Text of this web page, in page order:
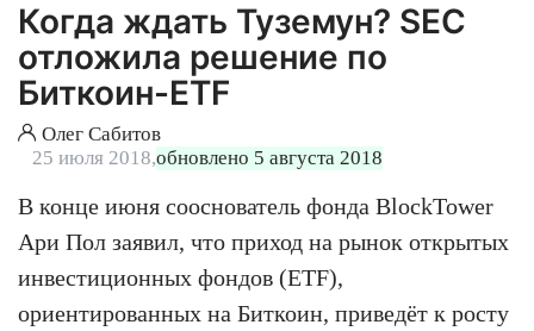
Когда ждать Туземун? SEC
отложила решение по
Биткоин-ETF
Олег Сабитов
25 июля 2018,обновлено 5 августа 2018
В конце июня сооснователь фонда BlockTower
Ари Пол заявил, что приход на рынок открытых
инвестиционных фондов (ETF),
ориентированных на Биткоин, приведёт к росту